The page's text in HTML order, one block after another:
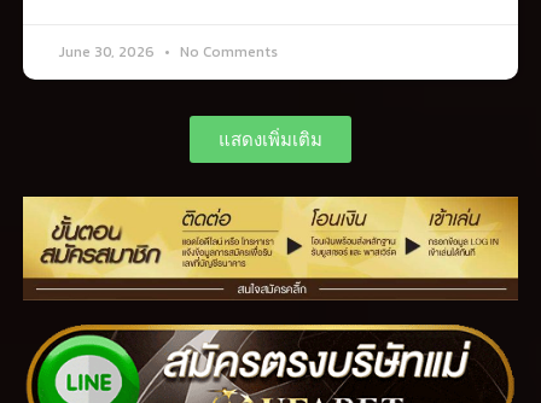
June 30, 2026 No Comments
แสดงเพิ่มเติม